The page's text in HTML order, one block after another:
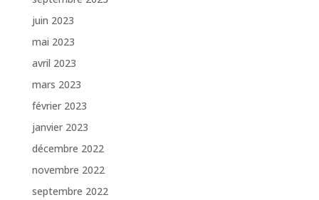
juin 2023
mai 2023
avril 2023
mars 2023
février 2023
janvier 2023
décembre 2022
novembre 2022
septembre 2022